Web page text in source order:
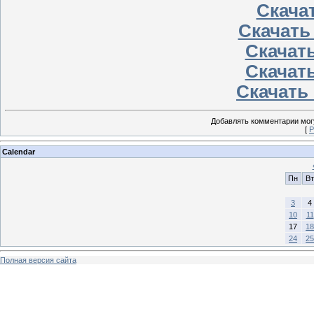
Добавлять комментарии
[
Calendar
Пн
Вт
3
4
10
11
17
18
24
25
Полная версия сайта